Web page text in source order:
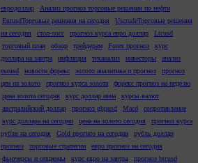
евродоллар
Анализ прогноз торговые решения по нефти
EurusdТорговые решения на сегодня
UscrudeТорговые решения
на сегодня
стоп-лосс прогноз курса евро доллар
Ltcusd
торговый план
обзор трейдерам Forex прогноз
курс
доллара на завтра
инфляция теханализ инвесторы
анализ
eurusd
новости форекс золото аналитика и прогноз
прогноз
цен на золото
прогноз курса золота
форекс прогноз на неделю
цена золота сегодня
курс доллар иена
курсы валют
австралийский доллар
прогноз gbpusd Macd
сопротивление
курс доллара на сегодня
цена на золото сегодня
прогноз курса
рубля на сегодня
Gold прогноз на сегодня
рубль доллар
прогноз
торговые стратегии
евро прогноз на сегодня
фьючерсы и опционы
курс евро на завтра
прогноз btcusd